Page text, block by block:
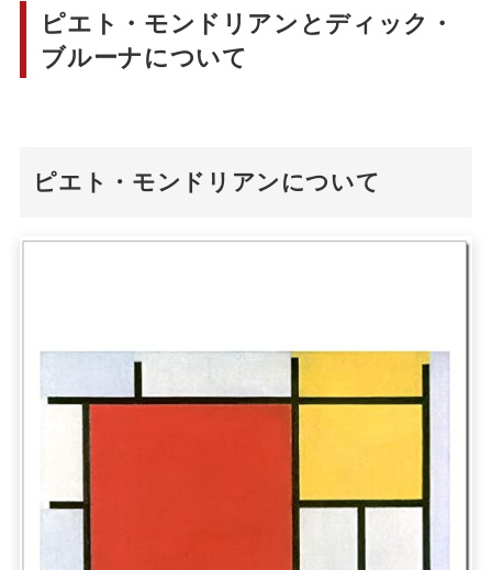
ピエト・モンドリアンとディック・
ブルーナについて
ピエト・モンドリアンについて